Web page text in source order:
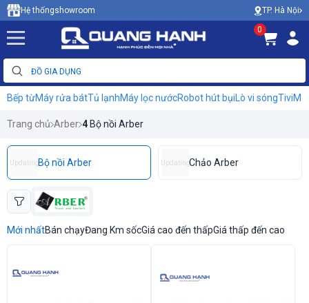
Hệ thốngshowroom TP. Hà Nội
0
Bếp từMáy rửa bátTủ lạnhMáy lọc nướcRobot hút bụiLò vi sóngTivi
Trang chủ Arber 4 Bộ nồi Arber
UpdatingBộ nồi Arber UpdatingChảo Arber
Mới nhấtBán chạyĐang Km sốcGiá cao đến thấpGiá thấp đến cao